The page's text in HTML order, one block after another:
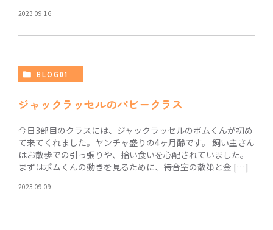
2023.09.16
BLOG01
ジャックラッセルのパピークラス
今日3部目のクラスには、ジャックラッセルのポムくんが初め
て来てくれました。ヤンチャ盛りの4ヶ月齢です。 飼い主さん
はお散歩での引っ張りや、拾い食いを心配されていました。
まずはポムくんの動きを見るために、待合室の散策と金 […]
2023.09.09